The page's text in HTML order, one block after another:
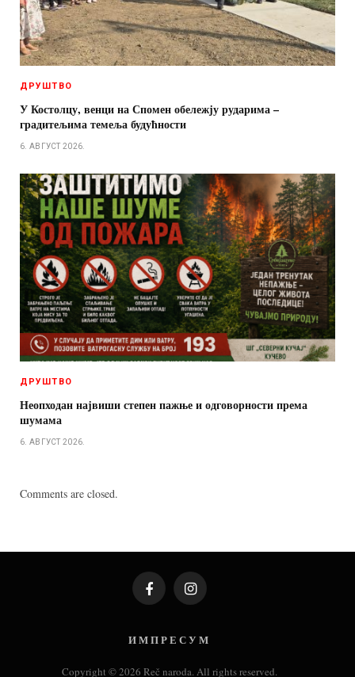
ДРУШТВО
У Костолцу, венци на Спомен обележју рударима –
градитељима темеља будућности
6. АВГУСТ 2026.
ДРУШТВО
Неопходан највиши степен пажње и одговорности према
шумама
6. АВГУСТ 2026.
Comments are closed.
FacebookInstagram
И М П Р Е С У М
Copyright © 2026 Reč naroda. All rights reserved.